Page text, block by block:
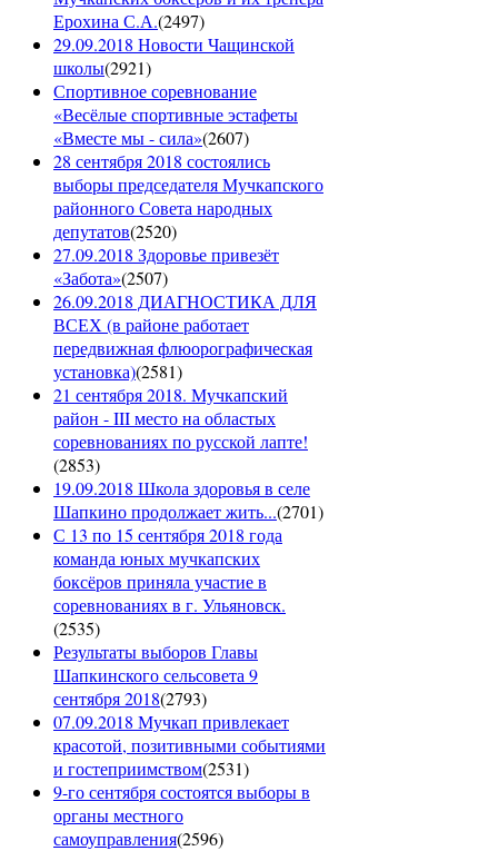
Ерохина С.А.(2497)
29.09.2018 Новости Чащинской
школы(2921)
Спортивное соревнование
«Весёлые спортивные эстафеты
«Вместе мы - сила»(2607)
28 сентября 2018 состоялись
выборы председателя Мучкапского
районного Совета народных
депутатов(2520)
27.09.2018 Здоровье привезёт
«Забота»(2507)
26.09.2018 ДИАГНОСТИКА ДЛЯ
ВСЕХ (в районе работает
передвижная флюорографическая
установка)(2581)
21 сентября 2018. Мучкапский
район - III место на областых
соревнованиях по русской лапте!
(2853)
19.09.2018 Школа здоровья в селе
Шапкино продолжает жить...(2701)
С 13 по 15 сентября 2018 года
команда юных мучкапских
боксёров приняла участие в
соревнованиях в г. Ульяновск.
(2535)
Результаты выборов Главы
Шапкинского сельсовета 9
сентября 2018(2793)
07.09.2018 Мучкап привлекает
красотой, позитивными событиями
и гостеприимством(2531)
9-го сентября состоятся выборы в
органы местного
самоуправления(2596)